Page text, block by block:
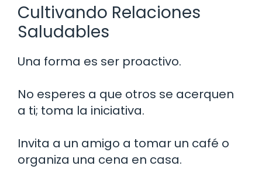
Cultivando Relaciones
Saludables
Una forma es ser proactivo.
No esperes a que otros se acerquen
a ti; toma la iniciativa.
Invita a un amigo a tomar un café o
organiza una cena en casa.